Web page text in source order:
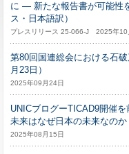
に ― 新たな報告書が可能性
ス・日本語訳）
プレスリリース 25-066-J 2025年10
第80回国連総会における石
月23日）
2025年09月24日
UNICブログーTICAD9開催
未来はなぜ日本の未来なのか
2025年08月15日